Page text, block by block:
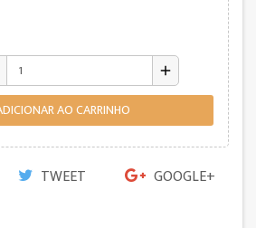
add
AO CARRINHO
TWEET
GOOGLE+